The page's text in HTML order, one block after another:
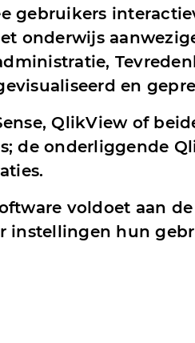
gebruikers
onderwijs
en
QlikView of
de onderliggende
voldoet aan
instellingen hun